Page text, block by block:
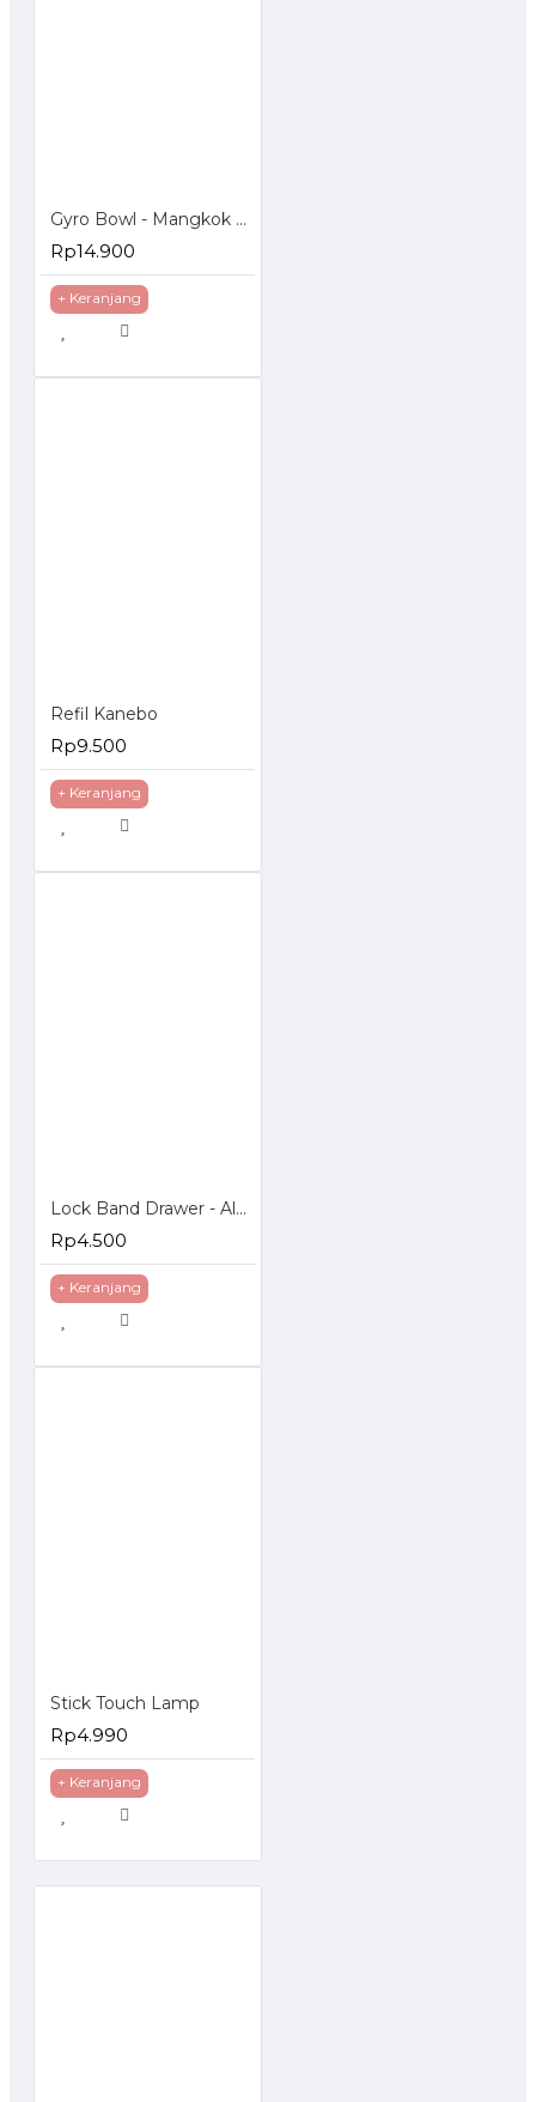
Gyro Bowl - Mangkok Anti Tumpah
Rp14.900
+ Keranjang
Refil Kanebo
Rp9.500
+ Keranjang
Lock Band Drawer - Alat Pengaman Laci dan Lemari
Rp4.500
+ Keranjang
Stick Touch Lamp
Rp4.990
+ Keranjang